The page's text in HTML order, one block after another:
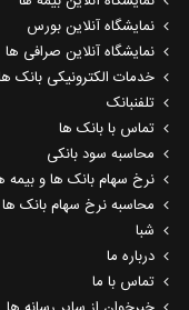
نمایشگاه آنلاین بورس
نمایشگاه آنلاین صرافی ها
خدمات الکترونیکی بانک ها
تلفنبانک
تماس با بانک ها
محاسبه سود بانکی
نرخ سهام بانک ها و بیمه ها
محاسبه نرخ سهام بانک ها
شبا
درباره ما
تماس با ما